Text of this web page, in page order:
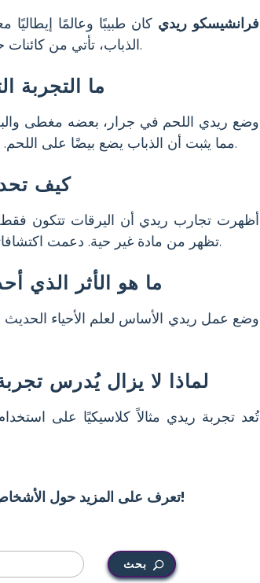
فرانشيسكو ريدي كان طبيبًا وعالمًا
الذباب، تأتي من كائنات حية أخرى، وليس من مادة غير حية. كان ذلك تقدمًا كبيرًا في علم الأحياء.
ما التجربة
وضع ريدي اللحم في جرار، بعضه مغطى
مما يثبت أن الذباب يضع بيضًا على اللحم. ساعدت هذه التجربة الشهيرة على إظهار أن الحياة تأتي من حياة أخرى.
كيف
أظهرت تجارب ريدي أن اليرقات تتكون فقط
تظهر من مادة غير حية. دعمت— أن الكائنات الحية تأتي من كائنات حية أخرى.
ما هو الأثر الذي
وضع عمل ريدي الأساس لعلم الأحياء الحديث
لماذا لا يزال يُدرس
تُعد تجربة ريدي مثالاً كلاسيكيًا على استخدام
تعرف على المزيد حول الأشخاص!
بحث